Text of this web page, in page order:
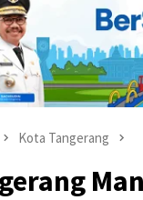
Kota Tangerang